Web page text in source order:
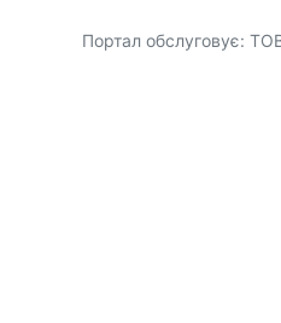
Портал обслуговує: